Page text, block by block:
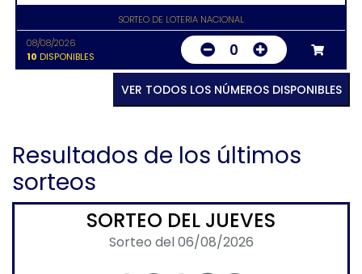
SORTEO DE LOTERIA NACIONAL
08/08/2026
10 DISPONIBLES 0
VER TODOS LOS NÚMEROS DISPONIBLES
Resultados de los últimos
sorteos
SORTEO DEL JUEVES
Sorteo del 06/08/2026